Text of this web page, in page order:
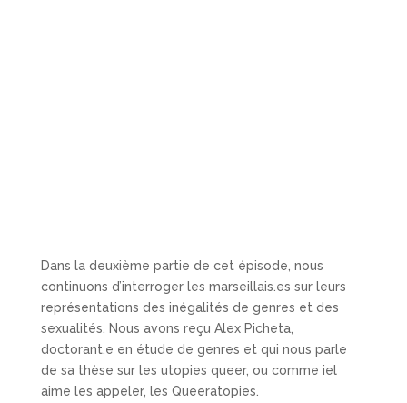
Dans la deuxième partie de cet épisode, nous
continuons d’interroger les marseillais.es sur leurs
représentations des inégalités de genres et des
sexualités. Nous avons reçu Alex Picheta,
doctorant.e en étude de genres et qui nous parle
de sa thèse sur les utopies queer, ou comme iel
aime les appeler, les Queeratopies.